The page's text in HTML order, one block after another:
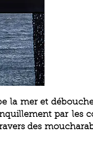
la mer et
par les
des